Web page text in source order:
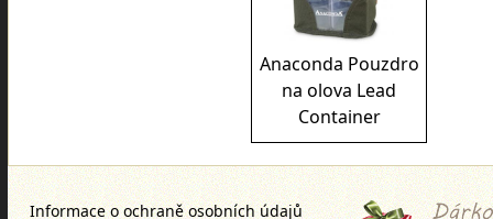
Anaconda Pouzdro
na olova Lead
Container
Informace o ochraně osobních údajů